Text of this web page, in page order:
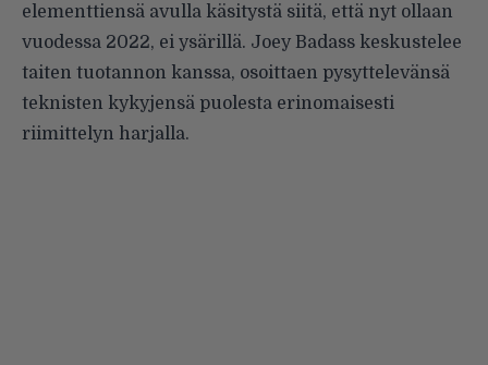
elementtiensä avulla käsitystä siitä, että nyt ollaan
vuodessa 2022, ei ysärillä. Joey Badass keskustelee
taiten tuotannon kanssa, osoittaen pysyttelevänsä
teknisten kykyjensä puolesta erinomaisesti
riimittelyn harjalla.